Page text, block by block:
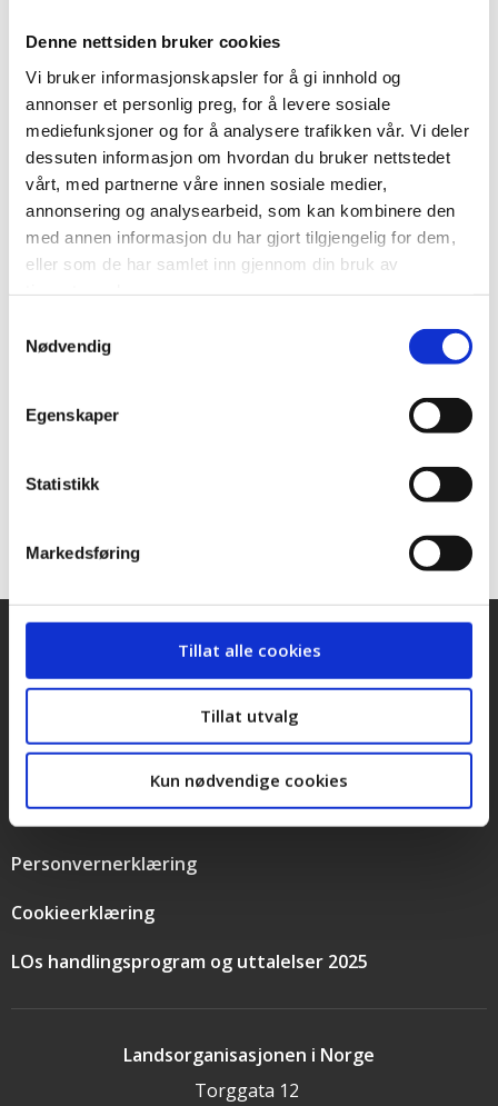
Denne nettsiden bruker cookies
Vi bruker informasjonskapsler for å gi innhold og
annonser et personlig preg, for å levere sosiale
mediefunksjoner og for å analysere trafikken vår. Vi deler
dessuten informasjon om hvordan du bruker nettstedet
vårt, med partnerne våre innen sosiale medier,
annonsering og analysearbeid, som kan kombinere den
med annen informasjon du har gjort tilgjengelig for dem,
eller som de har samlet inn gjennom din bruk av
Nødvendig
Egenskaper
Statistikk
Markedsføring
Tillat alle cookies
Tillat utvalg
Kun nødvendige cookies
the Russian invasion of
Ukraine.
Kontakt
avdelingsleder
Landsorganisasjonen i Norge
Torggata 12
Snarveier
Stilling ledig
Personvernerklæring
Cookieerklæring
LOs handlingsprogram og uttalelser 2025